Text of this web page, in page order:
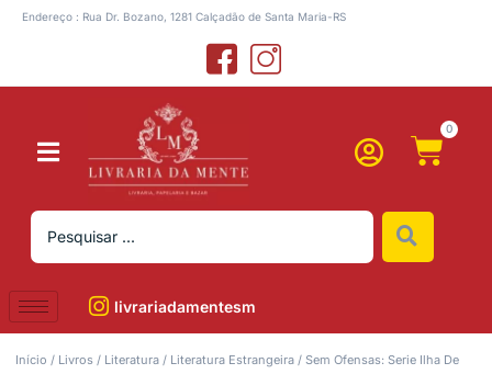
Endereço : Rua Dr. Bozano, 1281 Calçadão de Santa Maria-RS
0
livrariadamentesm
Início / Livros / Literatura / Literatura Estrangeira / Sem Ofensas: Serie Ilha De